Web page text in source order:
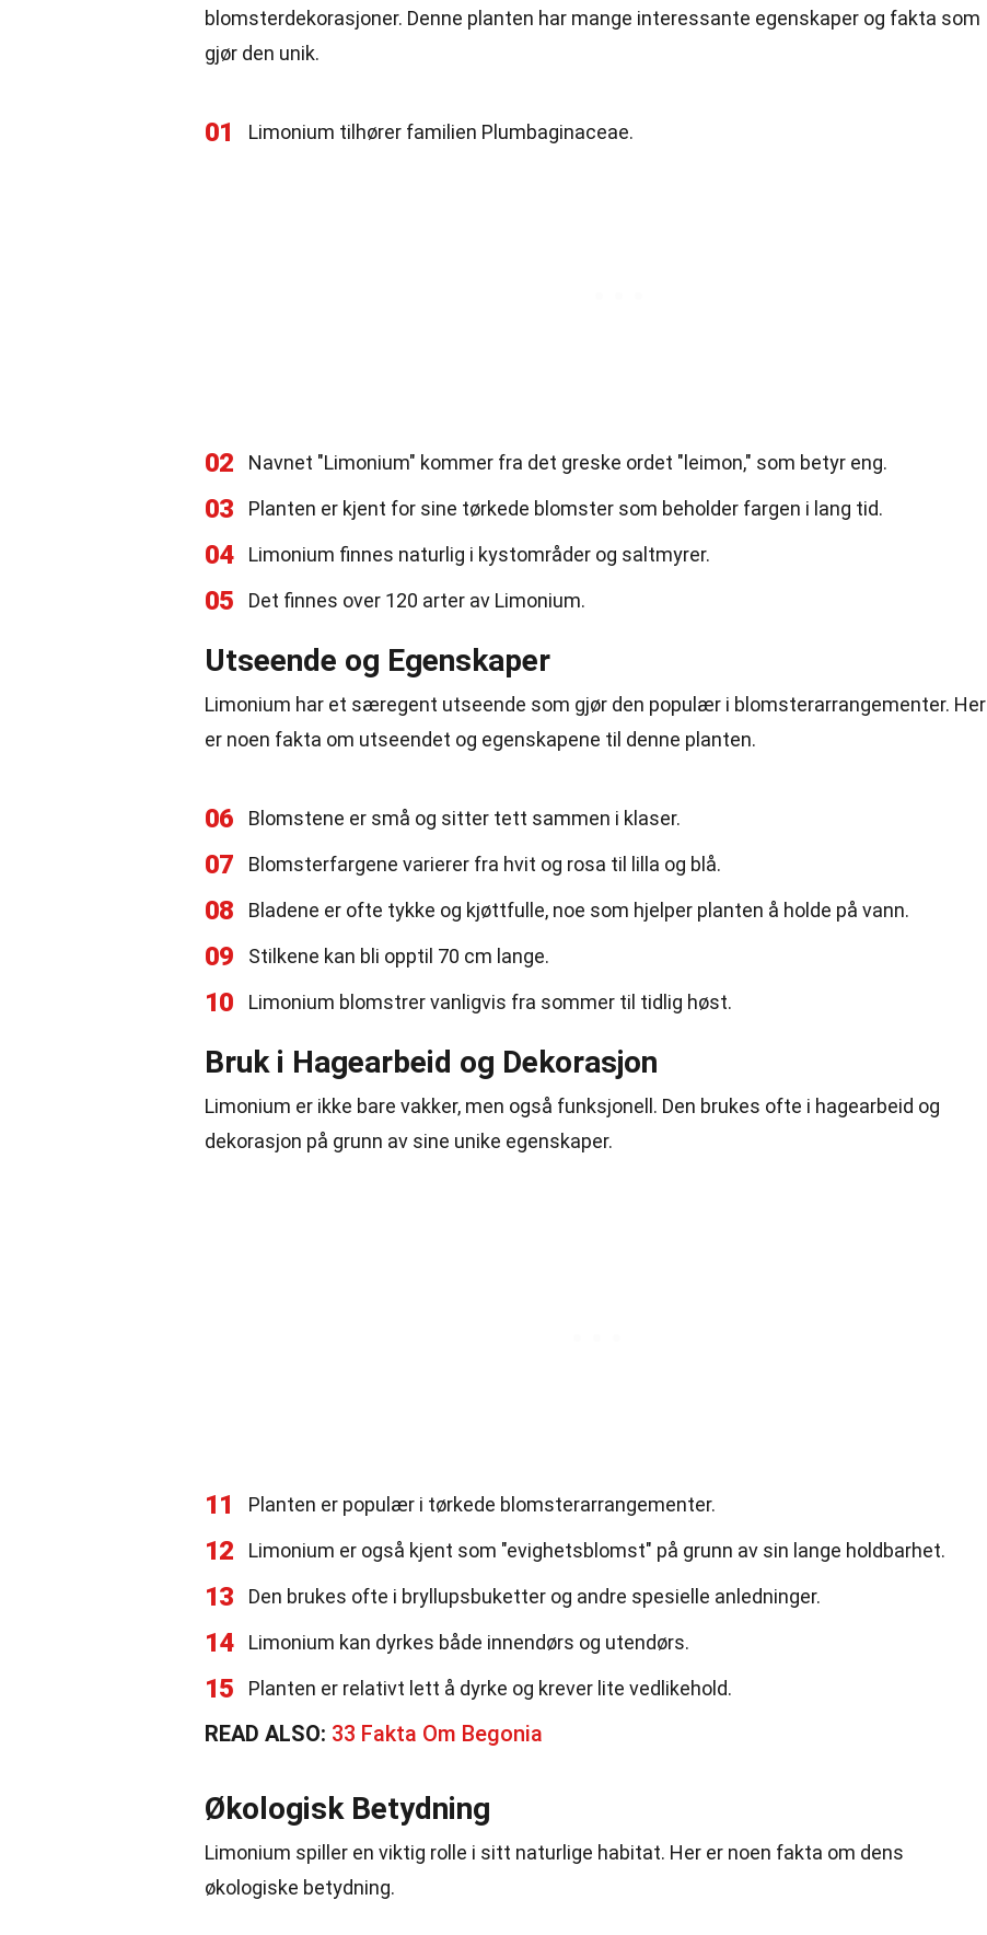
blomsterdekorasjoner. Denne planten har mange interessante egenskaper og fakta som
gjør den unik.
01 Limonium tilhører familien Plumbaginaceae.
02 Navnet "Limonium" kommer fra det greske ordet "leimon," som betyr eng.
03 Planten er kjent for sine tørkede blomster som beholder fargen i lang tid.
04 Limonium finnes naturlig i kystområder og saltmyrer.
05 Det finnes over 120 arter av Limonium.
Utseende og Egenskaper
Limonium har et særegent utseende som gjør den populær i blomsterarrangementer. Her
er noen fakta om utseendet og egenskapene til denne planten.
06 Blomstene er små og sitter tett sammen i klaser.
07 Blomsterfargene varierer fra hvit og rosa til lilla og blå.
08 Bladene er ofte tykke og kjøttfulle, noe som hjelper planten å holde på vann.
09 Stilkene kan bli opptil 70 cm lange.
10 Limonium blomstrer vanligvis fra sommer til tidlig høst.
Bruk i Hagearbeid og Dekorasjon
Limonium er ikke bare vakker, men også funksjonell. Den brukes ofte i hagearbeid og
dekorasjon på grunn av sine unike egenskaper.
11 Planten er populær i tørkede blomsterarrangementer.
12 Limonium er også kjent som "evighetsblomst" på grunn av sin lange holdbarhet.
13 Den brukes ofte i bryllupsbuketter og andre spesielle anledninger.
14 Limonium kan dyrkes både innendørs og utendørs.
15 Planten er relativt lett å dyrke og krever lite vedlikehold.
READ ALSO: 33 Fakta Om Begonia
Økologisk Betydning
Limonium spiller en viktig rolle i sitt naturlige habitat. Her er noen fakta om dens
økologiske betydning.